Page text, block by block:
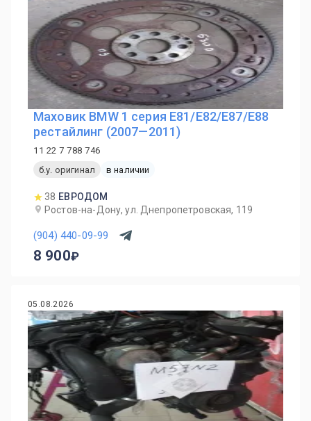
Маховик BMW 1 серия E81/E82/E87/E88
рестайлинг (2007—2011)
11 22 7 788 746
б.у. оригинал
в наличии
38 ЕВРОДОМ
Ростов-на-Дону, ул. Днепропетровская, 119
(904) 440-09-99
8 900
05.08.2026